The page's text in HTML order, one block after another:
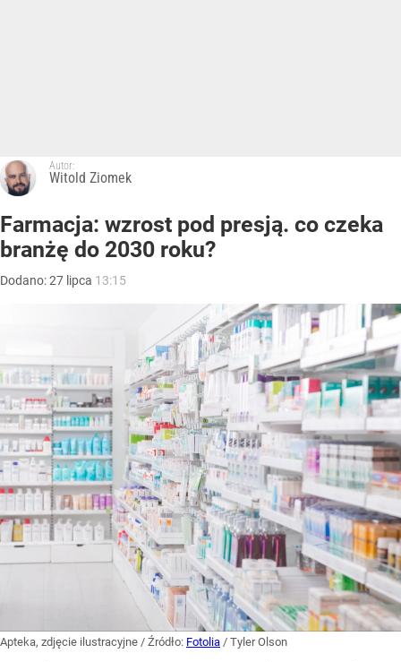
Autor:
Witold Ziomek
Farmacja: wzrost pod presją. co czeka
branżę do 2030 roku?
Dodano:27 lipca 13:15
Apteka, zdjęcie ilustracyjne / Źródło: Fotolia / Tyler Olson